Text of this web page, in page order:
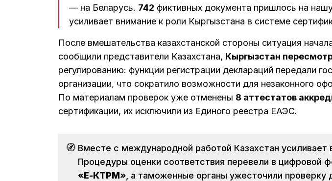
— на Беларусь. 742 фиктивных документа пришлось на
усиливает внимание к роли Кыргызстана в системе
После вмешательства казахстанской стороны ситуация
сообщили представители Казахстана, Кыргызстан
регулированию: функции регистрации деклараций передали
организации, что сократило возможности для незаконного
По материалам проверок уже отменены 8 аттестатов
сертификации, их исключили из Единого реестра ЕАЭС.
🧭 Вместе с международной работой Казахстан усиливает
Процедуры оценки соответствия перевели в цифровой
«Е-КТРМ», а таможенные органы ужесточили проверку